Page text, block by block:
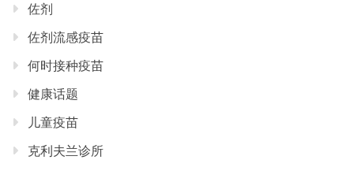
佐剂
佐剂流感疫苗
何时接种疫苗
健康话题
儿童疫苗
克利夫兰诊所